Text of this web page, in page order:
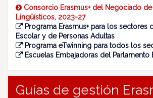
Consorcio Erasmus+ del Negociado
Lingüísticos, 2023-27
Programa Erasmus+ para los sectores
Escolar y de Personas Adultas
Programa eTwinning para todos los
Escuelas Embajadoras del Parlamento
Guías de gestión